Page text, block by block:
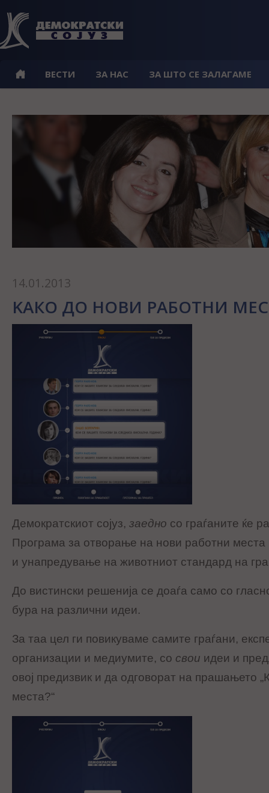
ВЕСТИ ЗА НАС ЗА ШТО СЕ ЗАЛАГАМЕ
14.01.2013
KАКО ДО НОВИ РАБОТНИ
Демократскиот сојуз, заедно со граѓаните ќе
Програма за отворање на нови работни места
и унапредување на животниот стандард на
До вистински решенија се доаѓа само со
бура на различни идеи.
За таа цел ги повикуваме самите граѓани,
организации и медиумите, со свои идеи и
овој предизвик и да одговорат на прашањето
места?“